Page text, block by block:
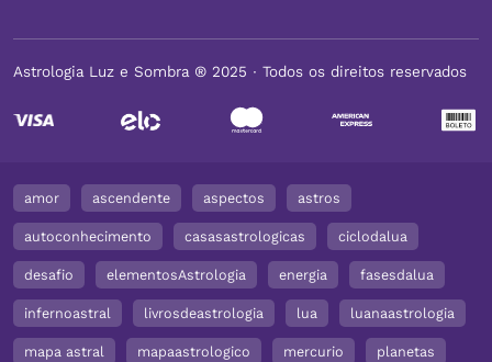
Astrologia Luz e Sombra ® 2025 ∙ Todos os direitos reservados
amor ascendente aspectos astros
autoconhecimento casasastrologicas ciclodalua
desafio elementosAstrologia energia fasesdalua
infernoastral livrosdeastrologia lua luanaastrologia
mapa astral mapaastrologico mercurio planetas